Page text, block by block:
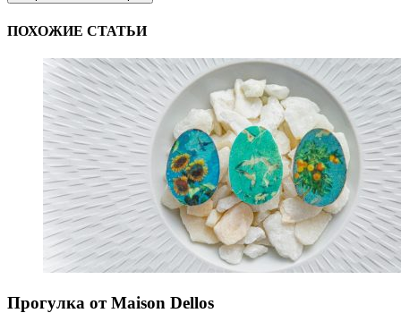
ПОХОЖИЕ СТАТЬИ
Прогулка от Maison Dellos